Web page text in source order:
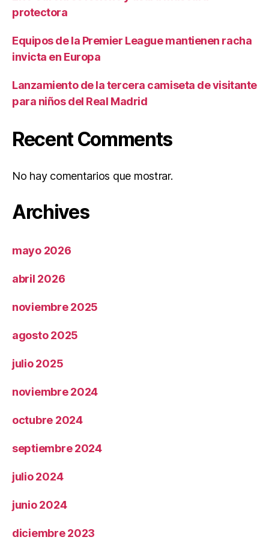
protectora
Equipos de la Premier League mantienen racha
invicta en Europa
Lanzamiento de la tercera camiseta de visitante
para niños del Real Madrid
Recent Comments
No hay comentarios que mostrar.
Archives
mayo 2026
abril 2026
noviembre 2025
agosto 2025
julio 2025
noviembre 2024
octubre 2024
septiembre 2024
julio 2024
junio 2024
diciembre 2023